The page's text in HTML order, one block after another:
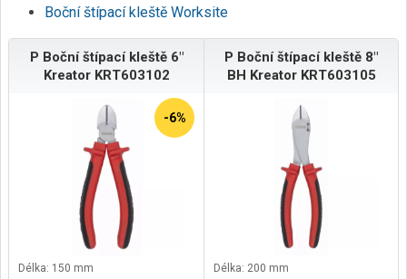
Boční štípací kleště Worksite
P Boční štípací kleště 6"
Kreator KRT603102
-6%
Délka: 150 mm
P Boční štípací kleště 8"
BH Kreator KRT603105
Délka: 200 mm